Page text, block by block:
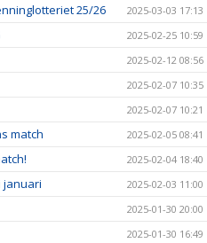
25/26 2025-03-03 17:13
2025-02-25 10:59
2025-02-12 08:56
2025-02-07 10:35
2025-02-07 10:21
match 2025-02-05 08:41
2025-02-04 18:40
januari 2025-02-03 11:00
2025-01-30 20:00
2025-01-30 16:49